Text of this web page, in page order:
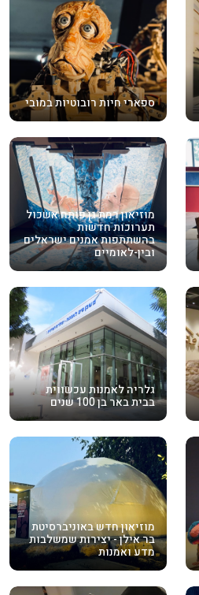
ספארי חיות רובוטיות במובי
מוזיאון רמת גן פותח אשכול
תערוכות חדשות
בהשתתפות אמנים ישראלים
ובין-לאומיים
גלריה לאמנות עכשווית
בבית באר בן 100 שנים
מוזיאון חדש באוניברסיטת
בר אילן - יצירות שמשלבות
מדע ואמנות